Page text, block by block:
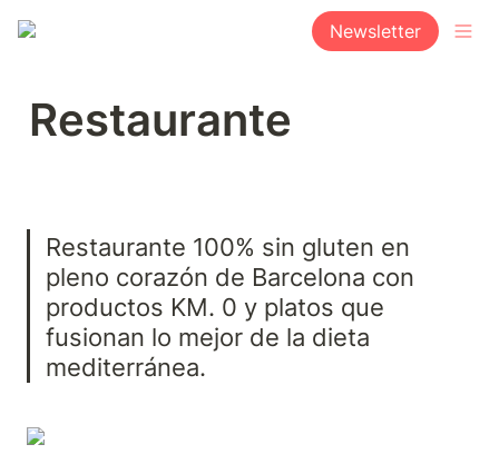
Newsletter
Restaurante
Restaurante 100% sin gluten en
pleno corazón de Barcelona con
productos KM. 0 y platos que
fusionan lo mejor de la dieta
mediterránea.